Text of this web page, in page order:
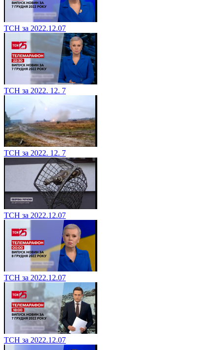
ТСН за 2022.12.07
ТСН за 2022. 12. 7
ТСН за 2022. 12. 7
ТСН за 2022.12.07
ТСН за 2022.12.07
ТСН за 2022.12.07